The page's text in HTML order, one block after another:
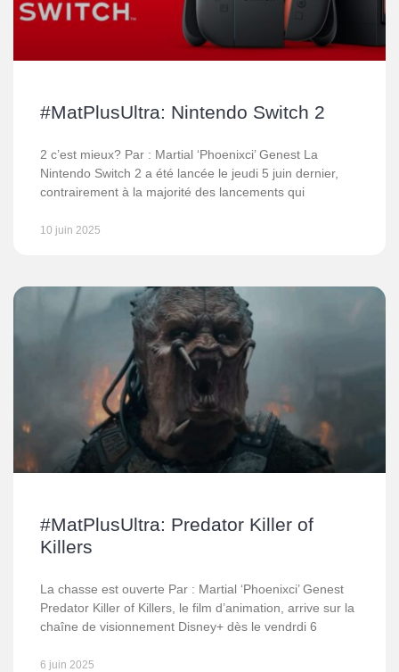
#MatPlusUltra: Nintendo Switch 2
2 c’est mieux? Par : Martial ‘Phoenixci’ Genest La
Nintendo Switch 2 a été lancée le jeudi 5 juin dernier,
contrairement à la majorité des lancements qui
10 juin 2025
#MatPlusUltra: Predator Killer of
Killers
La chasse est ouverte Par : Martial ‘Phoenixci’ Genest
Predator Killer of Killers, le film d’animation, arrive sur la
chaîne de visionnement Disney+ dès le vendrdi 6
6 juin 2025